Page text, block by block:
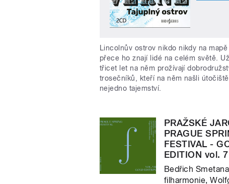
Lincolnův ostrov nikdo nikdy na
přece ho znají lidé na celém světě.
třicet let na něm prožívají
trosečníků, kteří na něm našli
nejedno tajemství.
PRAŽSKÉ
PRAGUE
FESTIVAL -
EDITION vol. 7
Bedřich
filharmonie,